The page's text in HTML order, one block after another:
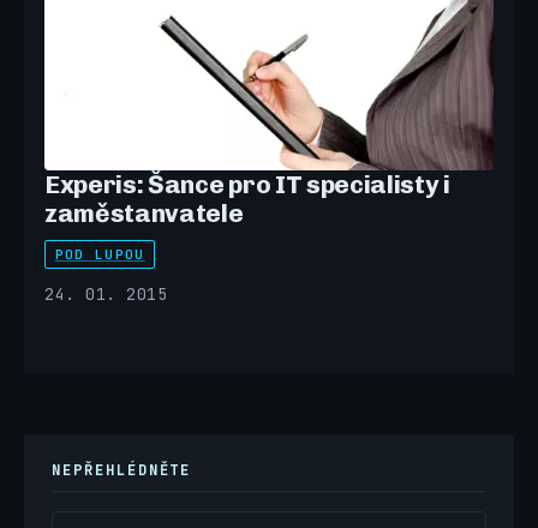
Experis: Šance pro IT specialisty i
zaměstanvatele
POD LUPOU
24. 01. 2015
NEPŘEHLÉDNĚTE